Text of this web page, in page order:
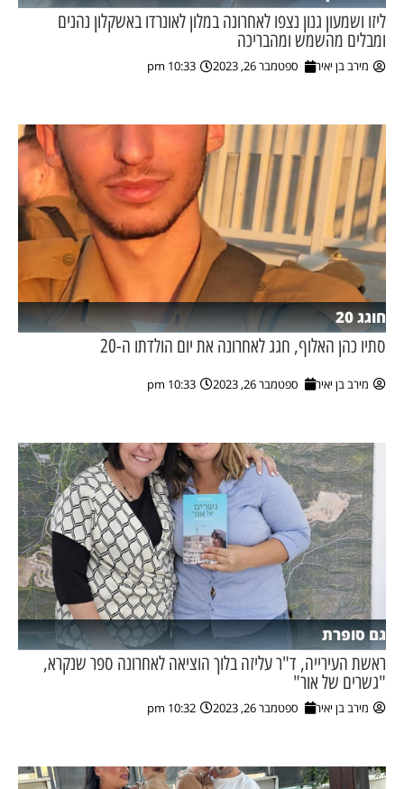
ליזו ושמעון גנון נצפו לאחרונה במלון לאונרדו באשקלון נהנים
ומבלים מהשמש ומהבריכה
מירב בן יאיר ספטמבר 26, 2023 10:33 pm
חוגג 20
סתיו כהן האלוף, חגג לאחרונה את יום הולדתו ה-20
מירב בן יאיר ספטמבר 26, 2023 10:33 pm
גם סופרת
ראשת העירייה, ד"ר עליזה בלוך הוציאה לאחרונה ספר שנקרא,
"גשרים של אור"
מירב בן יאיר ספטמבר 26, 2023 10:32 pm